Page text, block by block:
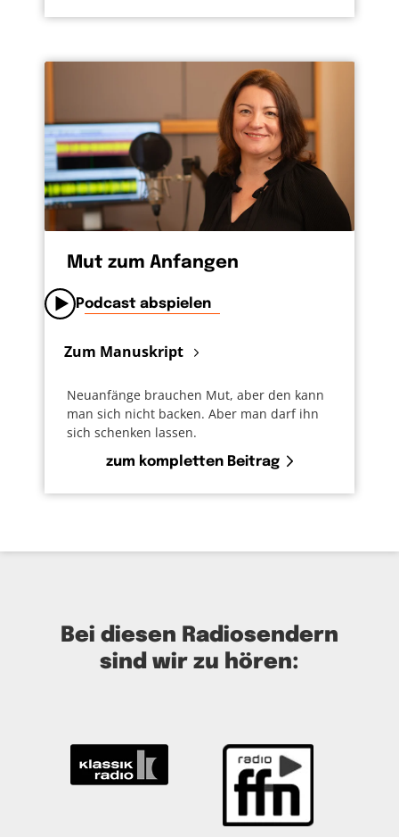
Mut zum Anfangen
Podcast abspielen
Zum Manuskript
Neuanfänge brauchen Mut, aber den kann
man sich nicht backen. Aber man darf ihn
sich schenken lassen.
zum kompletten Beitrag
Bei diesen Radiosendern
sind wir zu hören: